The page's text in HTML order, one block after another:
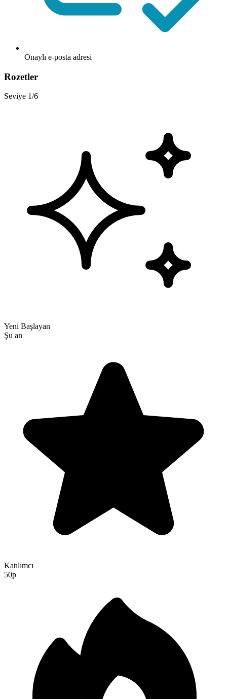
Onaylı e-posta adresi
Rozetler
Seviye 1/6
Yeni Başlayan
Şu an
Katılımcı
50p